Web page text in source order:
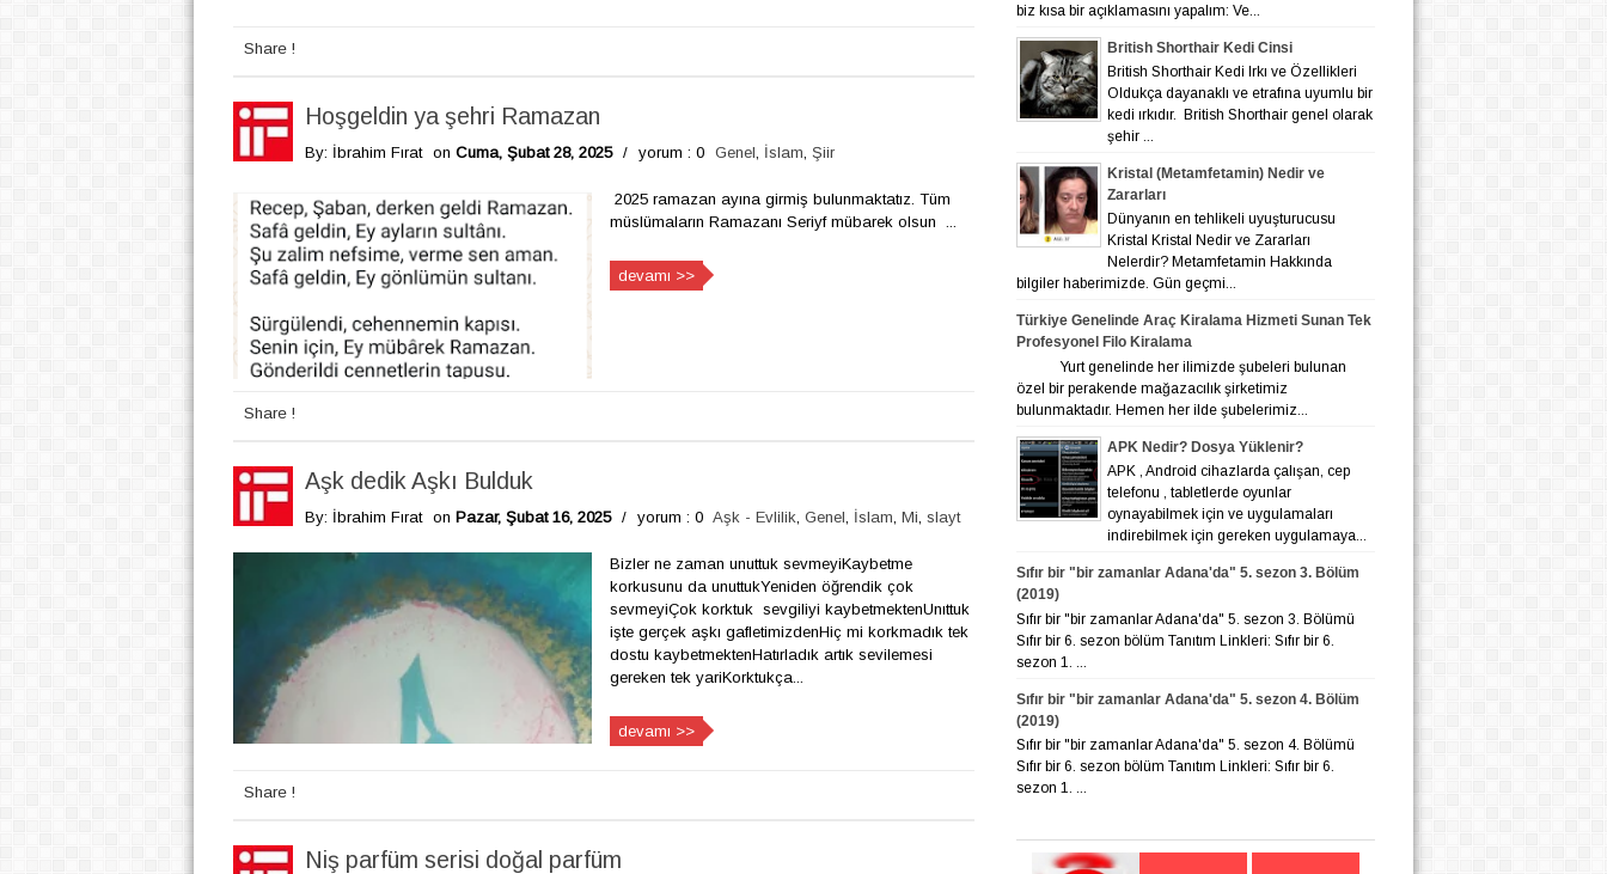
Share !
Hoşgeldin ya şehri Ramazan
By: İbrahim Fırat on Cuma, Şubat 28, 2025 / yorum : 0 Genel İslam Şiir
2025 ramazan ayına girmiş bulunmaktatız. Tüm
müslümaların Ramazanı Seriyf mübarek olsun ...
devamı >>
Share !
Aşk dedik Aşkı Bulduk
By: İbrahim Fırat on Pazar, Şubat 16, 2025 / yorum : 0 Aşk - Evlilik Genel İslam Mi slayt
Bizler ne zaman unuttuk sevmeyiKaybetme
korkusunu da unuttukYeniden öğrendik çok
sevmeyiÇok korktuk sevgiliyi kaybetmektenUnıttuk
işte gerçek aşkı gafletimizdenHiç mi korkmadık tek
dostu kaybetmektenHatırladık artık sevilemesi
gereken tek yariKorktukça...
devamı >>
Share !
Niş parfüm serisi doğal parfüm
biz kısa bir açıklamasını yapalım: Ve...
British Shorthair Kedi Cinsi
British Shorthair Kedi Irkı ve Özellikleri
Oldukça dayanaklı ve etrafına uyumlu bir
kedi ırkıdır. British Shorthair genel olarak
şehir ...
Kristal (Metamfetamin) Nedir ve
Zararları
Dünyanın en tehlikeli uyuşturucusu
Kristal Kristal Nedir ve Zararları
Nelerdir? Metamfetamin Hakkında
bilgiler haberimizde. Gün geçmi...
Türkiye Genelinde Araç Kiralama Hizmeti Sunan Tek
Profesyonel Filo Kiralama
Yurt genelinde her ilimizde şubeleri bulunan
özel bir perakende mağazacılık şirketimiz
bulunmaktadır. Hemen her ilde şubelerimiz...
APK Nedir? Dosya Yüklenir?
APK , Android cihazlarda çalışan, cep
telefonu , tabletlerde oyunlar
oynayabilmek için ve uygulamaları
indirebilmek için gereken uygulamaya...
Sıfır bir "bir zamanlar Adana'da" 5. sezon 3. Bölüm
(2019)
Sıfır bir "bir zamanlar Adana'da" 5. sezon 3. Bölümü
Sıfır bir 6. sezon bölüm Tanıtım Linkleri: Sıfır bir 6.
sezon 1. ...
Sıfır bir "bir zamanlar Adana'da" 5. sezon 4. Bölüm
(2019)
Sıfır bir "bir zamanlar Adana'da" 5. sezon 4. Bölümü
Sıfır bir 6. sezon bölüm Tanıtım Linkleri: Sıfır bir 6.
sezon 1. ...